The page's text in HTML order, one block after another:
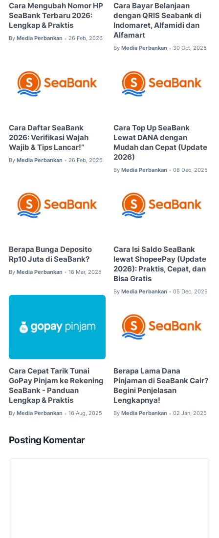
Cara Mengubah Nomor HP
SeaBank Terbaru 2026:
Lengkap & Praktis
By Media Perbankan • 26 Feb, 2026
Cara Bayar Belanjaan
dengan QRIS Seabank di
Indomaret, Alfamidi dan
Alfamart
By Media Perbankan • 30 Oct, 2025
Cara Daftar SeaBank
2026: Verifikasi Wajah
Wajib & Tips Lancar!”
By Media Perbankan • 26 Feb, 2026
Cara Top Up SeaBank
Lewat DANA dengan
Mudah dan Cepat (Update
2026)
By Media Perbankan • 08 Dec, 2025
Berapa Bunga Deposito
Rp10 Juta di SeaBank?
By Media Perbankan • 18 Mar, 2025
Cara Isi Saldo SeaBank
lewat ShopeePay (Update
2026): Praktis, Cepat, dan
Bisa Gratis
By Media Perbankan • 05 Dec, 2025
Cara Cepat Tarik Tunai
GoPay Pinjam ke Rekening
SeaBank - Panduan
Lengkap & Praktis
By Media Perbankan • 16 Aug, 2025
Berapa Lama Dana
Pinjaman di SeaBank Cair?
Begini Penjelasan
Lengkapnya!
By Media Perbankan • 02 Jan, 2025
Posting Komentar